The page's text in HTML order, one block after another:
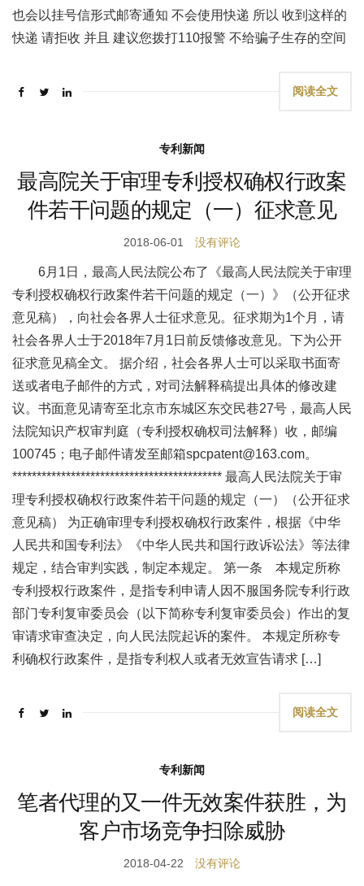
也会以挂号信形式邮寄通知 不会使用快递 所以 收到这样的
快递 请拒收 并且 建议您拨打110报警 不给骗子生存的空间
阅读全文
专利新闻
最高院关于审理专利授权确权行政案
件若干问题的规定（一）征求意见
2018-06-01 没有评论
6月1日，最高人民法院公布了《最高人民法院关于审理
专利授权确权行政案件若干问题的规定（一）》（公开征求
意见稿），向社会各界人士征求意见。征求期为1个月，请
社会各界人士于2018年7月1日前反馈修改意见。下为公开
征求意见稿全文。 据介绍，社会各界人士可以采取书面寄
送或者电子邮件的方式，对司法解释稿提出具体的修改建
议。书面意见请寄至北京市东城区东交民巷27号，最高人民
法院知识产权审判庭（专利授权确权司法解释）收，邮编
100745；电子邮件请发至邮箱spcpatent@163.com。
******************************************* 最高人民法院关于审
理专利授权确权行政案件若干问题的规定（一）（公开征求
意见稿） 为正确审理专利授权确权行政案件，根据《中华
人民共和国专利法》《中华人民共和国行政诉讼法》等法律
规定，结合审判实践，制定本规定。 第一条 本规定所称
专利授权行政案件，是指专利申请人因不服国务院专利行政
部门专利复审委员会（以下简称专利复审委员会）作出的复
审请求审查决定，向人民法院起诉的案件。 本规定所称专
利确权行政案件，是指专利权人或者无效宣告请求 […]
阅读全文
专利新闻
笔者代理的又一件无效案件获胜，为
客户市场竞争扫除威胁
2018-04-22 没有评论